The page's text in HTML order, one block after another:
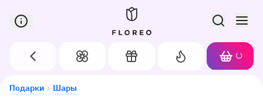
Сервис доставки цветов в Орле
Назад Цветы Подарки
Акции
Корзина
Подарки Шары
Набор гелиевых шаров «Черное золото»